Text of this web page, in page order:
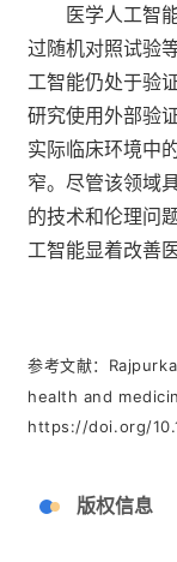
医学人工智
过随机对照试验
工智能仍处于验
研究使用外部验
实际临床环境中
窄。尽管该领域
的技术和伦理问
工智能显着改善
参考文献：
health and
https://doi.org/
版权信息